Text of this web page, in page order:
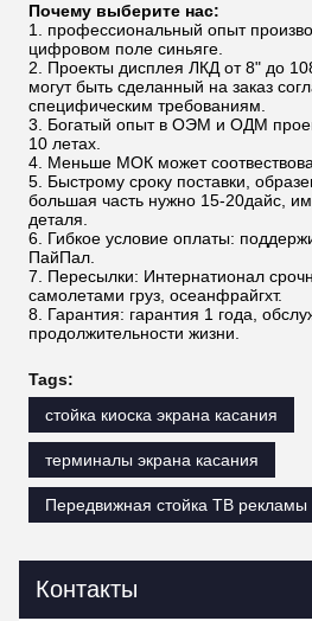
Почему выберите нас:
1. профессиональный опыт
цифровом поле синьяге.
2. Проекты дисплея ЛКД от 8" до
могут быть сделанный на заказ
специфическим требованиям.
3. Богатый опыт в ОЭМ и ОДМ
10 летах.
4. Меньше МОК может
5. Быстрому сроку поставки,
большая часть нужно 15-20дайс,
деталя.
6. Гибкое условие оплаты:
ПайПал.
7. Пересылки: Интернатионал
самолетами груз, осеанфрайгхт.
8. Гарантия: гарантия 1 года,
продолжительности жизни.
Tags:
стойка киоска экрана касания
терминалы экрана касания
Передвижная стойка ТВ рекламы
Контакты